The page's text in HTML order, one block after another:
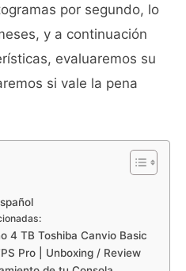
por segundo, lo
y a continuación
evaluaremos su
si vale la pena
4 TB Toshiba Canvio Basic
Pro | Unboxing / Review